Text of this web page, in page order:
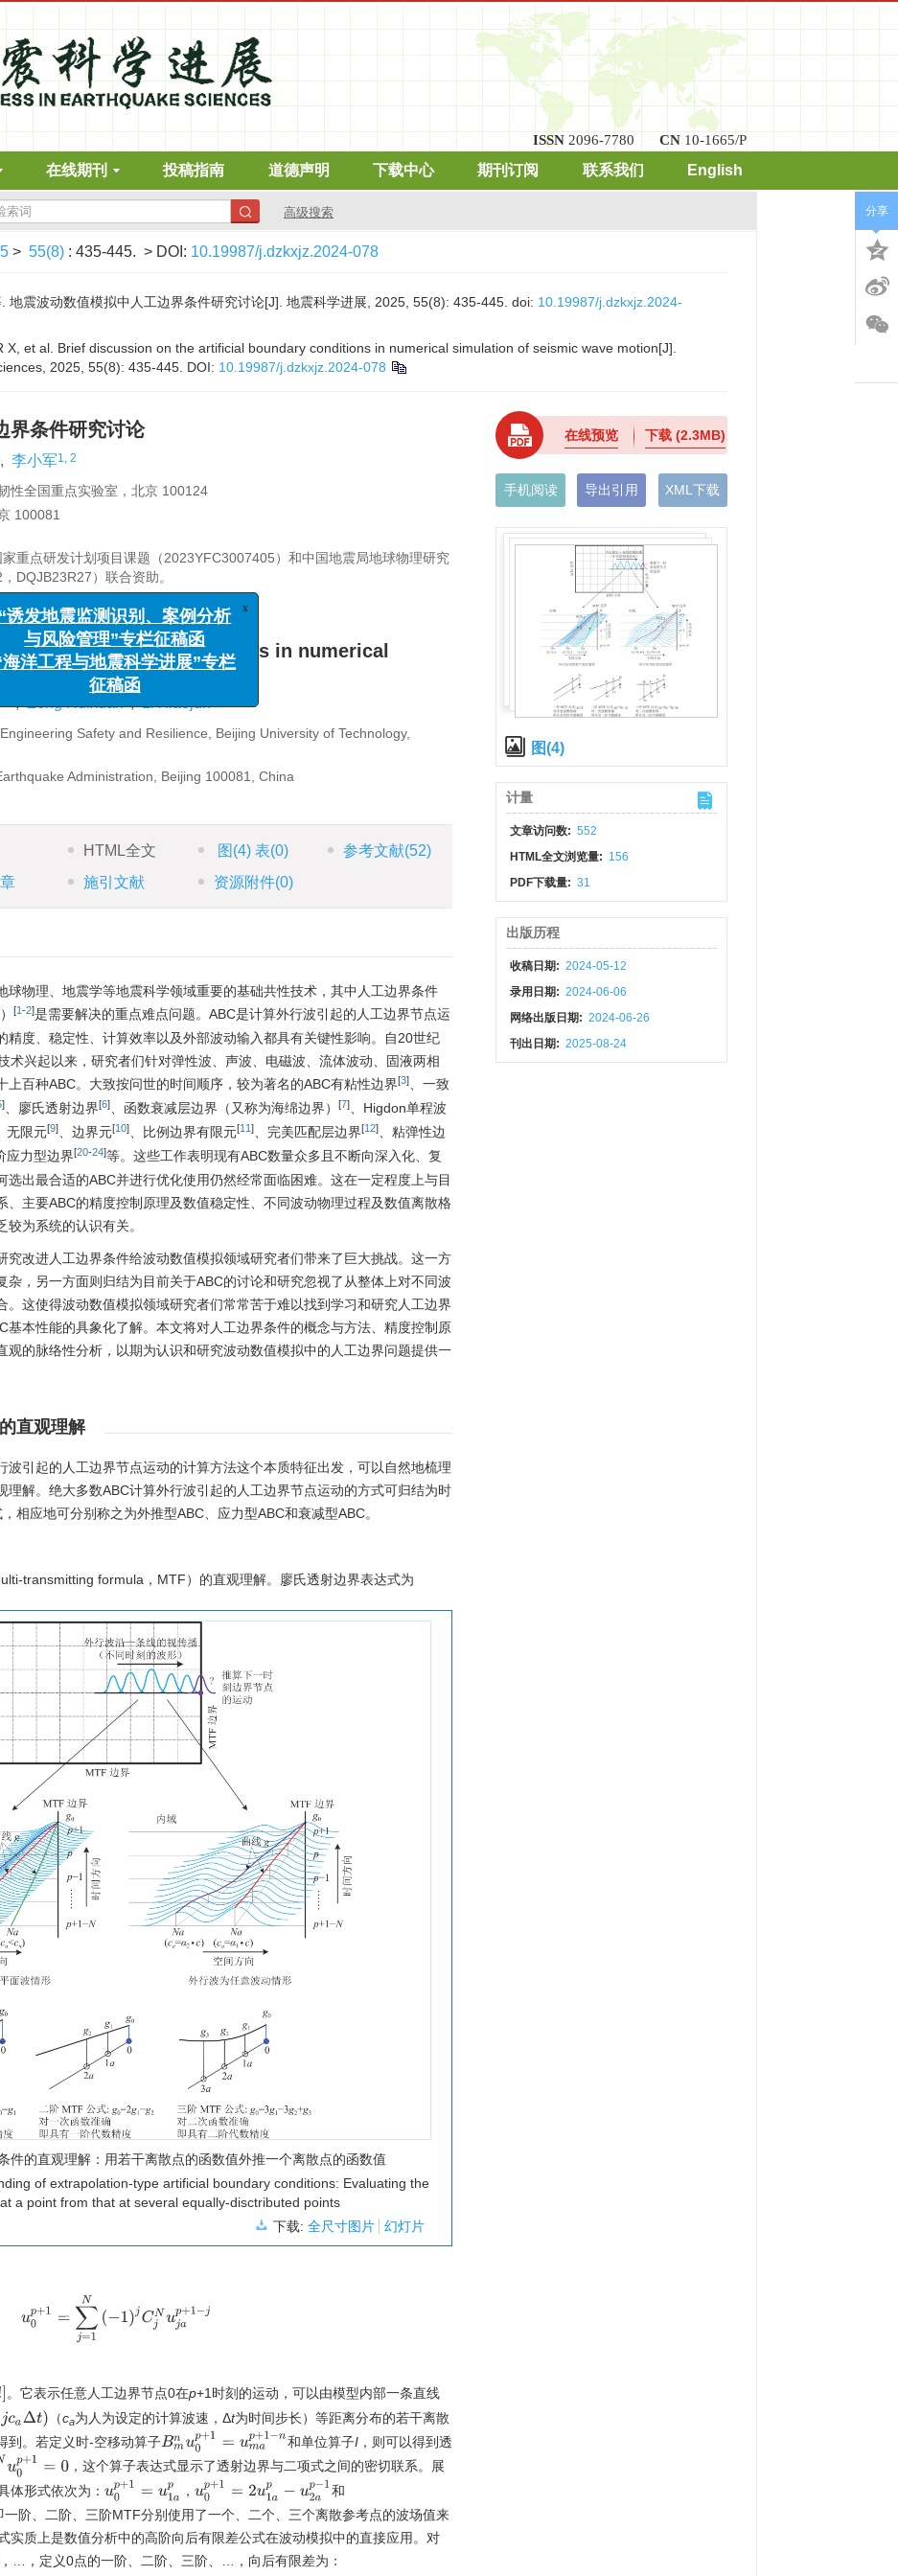
ISSN 2096-7780 CN 10-1665/P
在线期刊 投稿指南 道德声明 下载中心 期刊订阅 联系我们 English
高级搜索
> 55(8) : 435-445. > DOI: 10.19987/j.dzkxjz.2024-078
地震波动数值模拟中人工边界条件研究讨论[J]. 地震科学进展, 2025, 55(8): 435-445. doi: 10.19987/j.dzkxjz.2024-
X, et al. Brief discussion on the artificial boundary conditions in numerical simulation of seismic wave motion[J].
2025, 55(8): 435-445. DOI: 10.19987/j.dzkxjz.2024-078
界条件研究讨论
, 李小军1, 2
性全国重点实验室，北京 100124
100081
重点研发计划项目课题（2023YFC3007405）和中国地震局地球物理研究
DQJB23R27）联合资助。
boundary conditions in numerical
motion
, Zeng Ruixuan , Li Xiaojun
Safety and Resilience, Beijing University of Technology,
Administration, Beijing 100081, China
HTML全文 图 (4)表(0) 参考文献(52)
施引文献 资源附件(0)
球物理、地震学等地震科学领域重要的基础共性技术，其中人工边界条件
[1-2]是需要解决的重点难点问题。ABC是计算外行波引起的人工边界节点运
精度、稳定性、计算效率以及外部波动输入都具有关键性影响。自20世纪
术兴起以来，研究者们针对弹性波、声波、电磁波、流体波动、固液两相
百种ABC。大致按问世的时间顺序，较为著名的ABC有粘性边界[3]
、一致
] 、廖氏透射边界[6] 、函数衰减层边界（又称为海绵边界） [7]
、Higdon单程波
、无限元[9] 、边界元[10] 、比例边界有限元[11] 、完美匹配层边界[12]
、粘弹性边
应力型边界[20-24]等。这些工作表明现有ABC数量众多且不断向深入化、复
出最合适的ABC并进行优化使用仍然经常面临困难。这在一定程度上与目
、主要ABC的精度控制原理及数值稳定性、不同波动物理过程及数值离散格
为系统的认识有关。
究改进人工边界条件给波动数值模拟领域研究者们带来了巨大挑战。这一方
杂，另一方面则归结为目前关于ABC的讨论和研究忽视了从整体上对不同波
。这使得波动数值模拟领域研究者们常常苦于难以找到学习和研究人工边界
基本性能的具象化了解。本文将对人工边界条件的概念与方法、精度控制原
观的脉络性分析，以期为认识和研究波动数值模拟中的人工边界问题提供一
直观理解
波引起的人工边界节点运动的计算方法这个本质特征出发，可以自然地梳理
理解。绝大多数ABC计算外行波引起的人工边界节点运动的方式可归结为时
相应地可分别称之为外推型ABC、应力型ABC和衰减型ABC。
transmitting formula，MTF）的直观理解。廖氏透射边界表达式为
件的直观理解：用若干离散点的函数值外推一个离散点的函数值
of extrapolation-type artificial boundary conditions: Evaluating the
a point from that at several equally-disctributed points
下载:全尺寸图片 幻灯片
j=1
。它表示任意人工边界节点0在p+1时刻的运动，可以由模型内部一条直线
aΔt) （ca为人为设定的计算波速，Δt为时间步长）等距离分布的若干离散
到。若定义时-空移动算子Bm nu0p+ 1= umap+1−n
和单位算子I，则可以得到透
+1=0
，这个算子表达式显示了透射边界与二项式之间的密切联系。展
体形式依次为： u0p+ 1=u 1a ，u0p+ 1=2 u1ap 2ap−1和
一阶、二阶、三阶MTF分别使用了一个、二个、三个离散参考点的波场值来
实质上是数值分析中的高阶向后有限差公式在波动模拟中的直接应用。对
…，定义0点的一阶、二阶、三阶、…，向后有限差为：
在线预览 下载(2.3MB)
手机阅读 导出引用 XML下载
图(4)
计量
文章访问数: 552
HTML全文浏览量: 156
PDF下载量: 31
出版历程
收稿日期: 2024-05-12
录用日期: 2024-06-06
网络出版日期: 2024-06-26
刊出日期: 2025-08-24
分享
x
监测识别、案例分析
管理”专栏征稿函
与地震科学进展”专栏
征稿函